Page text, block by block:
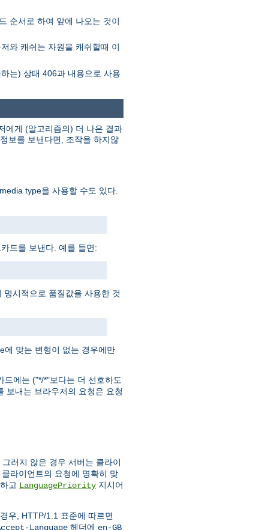
순서로 하여 앞에 나오는 것이
와 캐쉬는 자원을 캐쉬할때 이
는) 상태 406과 내용으로 사용
에게 (알고리즘의) 더 나은 결과
보를 보낸다면, 조작을 하지않
type을 사용할 수도 있다.
드를 보낸다. 예를 들면:
시적으로 품질값을 사용한 것
에 맞는 변형이 없는 경우에만
에는 ("*/*"보다는 더 선호하도
보내는 브라우저의 요청은 요청
러지 않은 경우 서버는 클라이
라이언트의 요청에 명확히 맞
고 LanguagePriority 지시어
우, HTTP/1.1 표준에 따르면
Language 헤더에 en-GB